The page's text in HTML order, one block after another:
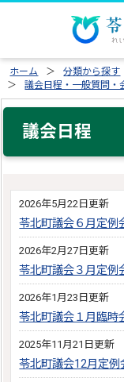
ホーム 分類から探す
議会日程・一般質問・
議会日程
2026年5月22日更新
苓北町議会６月定例
2026年2月27日更新
苓北町議会３月定例
2026年1月23日更新
苓北町議会１月臨時
2025年11月21日更新
苓北町議会12月定